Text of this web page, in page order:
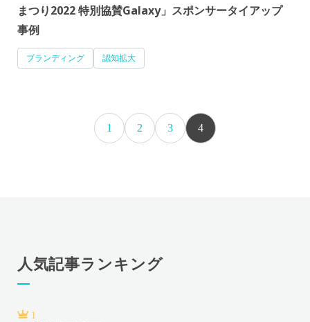
まつり2022 特別協賛Galaxy」スポンサータイアップ
事例
ブランディング 認知拡大
1 2 3 4
人気記事ランキング
1